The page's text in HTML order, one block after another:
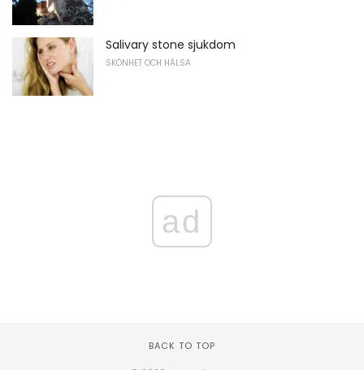
Salivary stone sjukdom
SKÖNHET OCH HÄLSA
ad
BACK TO TOP